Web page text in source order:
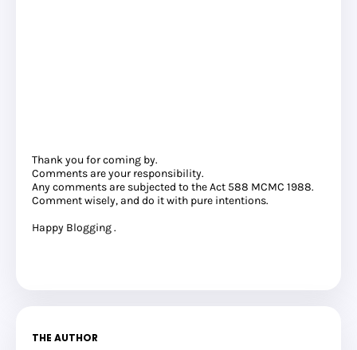
Thank you for coming by.
Comments are your responsibility.
Any comments are subjected to the Act 588 MCMC 1988.
Comment wisely, and do it with pure intentions.
Happy Blogging .
THE AUTHOR